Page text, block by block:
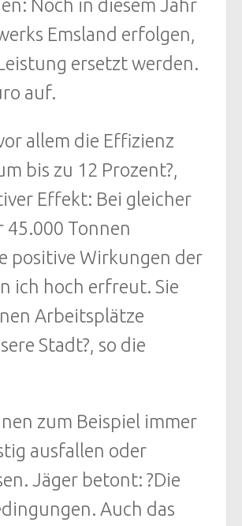
Noch in diesem Jahr
Emsland erfolgen,
ersetzt werden.
auf.
allem die Effizienz
bis zu 12 Prozent?,
Effekt: Bei gleicher
Tonnen
positive Wirkungen der
ich hoch erfreut. Sie
Arbeitsplätze
Stadt?, so die
zum Beispiel immer
ausfallen oder
Jäger betont: ?Die
Auch das